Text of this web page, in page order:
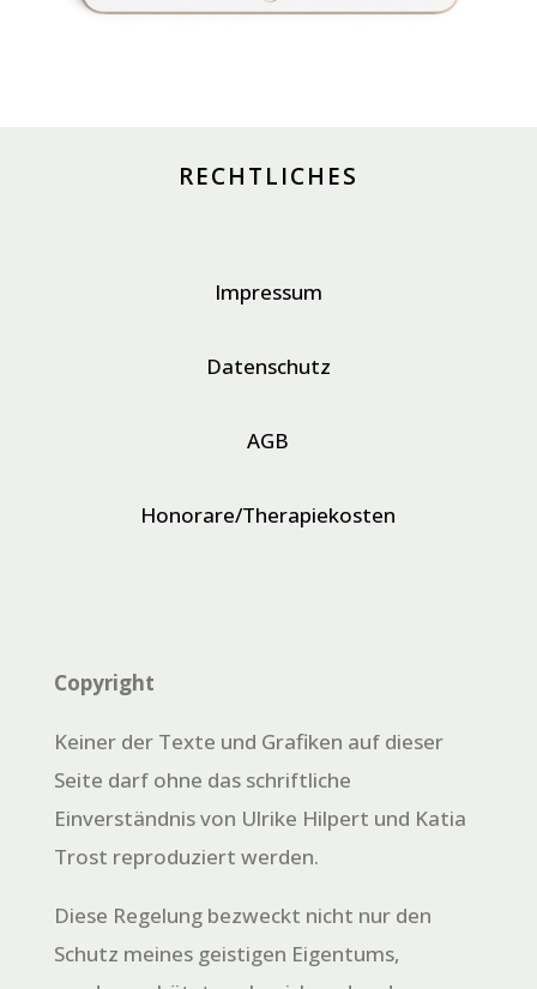
RECHTLICHES
Impressum
Datenschutz
AGB
Honorare/Therapiekosten
Copyright
Keiner der Texte und Grafiken auf dieser
Seite darf ohne das schriftliche
Einverständnis von Ulrike Hilpert und Katia
Trost reproduziert werden.
Diese Regelung bezweckt nicht nur den
Schutz meines geistigen Eigentums,